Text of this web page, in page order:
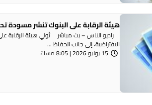
هيئة الرقابة على البنوك تنشر مسودة
راديو الناس – بث مباشر تُولي هيئة الرقابة
الافتراضية، إلى جانب الحفاظ ...
15 يوليو 2026 | 8:05 مساءً